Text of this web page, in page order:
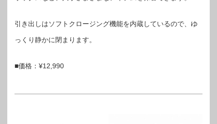
引き出しはソフトクロージング機能を内蔵しているので、ゆ
っくり静かに閉まります。
■価格：¥12,990